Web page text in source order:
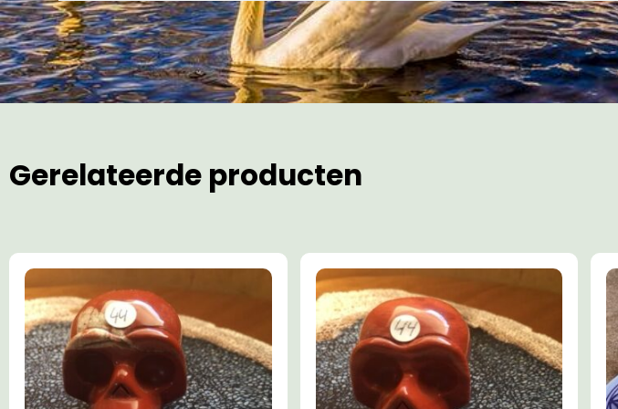
moed,
angst
geest.
Gerelateerde producten